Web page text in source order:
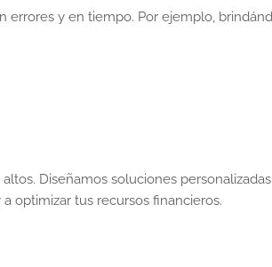
errores y en tiempo. Por ejemplo,
Diseñamos soluciones
optimizar tus recursos financieros.